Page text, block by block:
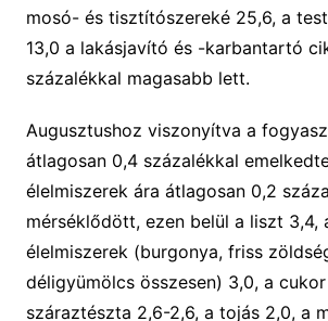
mosó- és tisztítószereké 25,6, a
13,0 a lakásjavító és -karbantartó
százalékkal magasabb lett.
Augusztushoz viszonyítva a
átlagosan 0,4 százalékkal
élelmiszerek ára átlagosan 0,2
mérséklődött, ezen belül a liszt 3,4,
élelmiszerek (burgonya, friss
déligyümölcs összesen) 3,0, a
száraztészta 2,6-2,6, a tojás 2,0, a